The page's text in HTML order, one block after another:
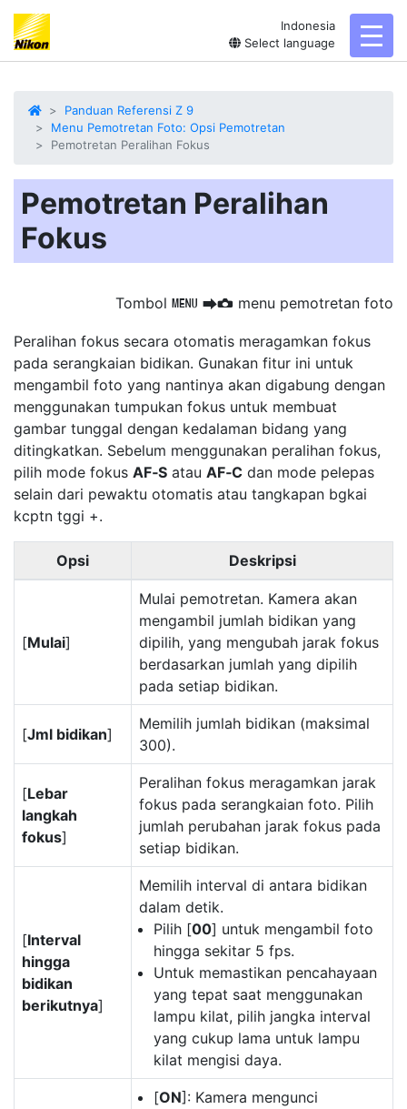
Indonesia
Select language
Panduan Referensi Z 9
Menu Pemotretan Foto: Opsi Pemotretan
Pemotretan Peralihan Fokus
Pemotretan Peralihan
Fokus
Tombol G UC menu pemotretan foto
Peralihan fokus secara otomatis meragamkan fokus
pada serangkaian bidikan. Gunakan fitur ini untuk
mengambil foto yang nantinya akan digabung dengan
menggunakan tumpukan fokus untuk membuat
gambar tunggal dengan kedalaman bidang yang
ditingkatkan. Sebelum menggunakan peralihan fokus,
pilih mode fokus AF‑S atau AF‑C dan mode pelepas
selain dari pewaktu otomatis atau tangkapan bgkai
kcptn tggi +.
Opsi Deskripsi
[Mulai]
Mulai pemotretan. Kamera akan
mengambil jumlah bidikan yang
dipilih, yang mengubah jarak fokus
berdasarkan jumlah yang dipilih
pada setiap bidikan.
[Jml bidikan]
Memilih jumlah bidikan (maksimal
300).
[Lebar
langkah
fokus]
Peralihan fokus meragamkan jarak
fokus pada serangkaian foto. Pilih
jumlah perubahan jarak fokus pada
setiap bidikan.
[Interval
hingga
bidikan
berikutnya]
Memilih interval di antara bidikan
dalam detik.
Pilih [00] untuk mengambil foto
hingga sekitar 5 fps.
Untuk memastikan pencahayaan
yang tepat saat menggunakan
lampu kilat, pilih jangka interval
yang cukup lama untuk lampu
kilat mengisi daya.
[ON]: Kamera mengunci